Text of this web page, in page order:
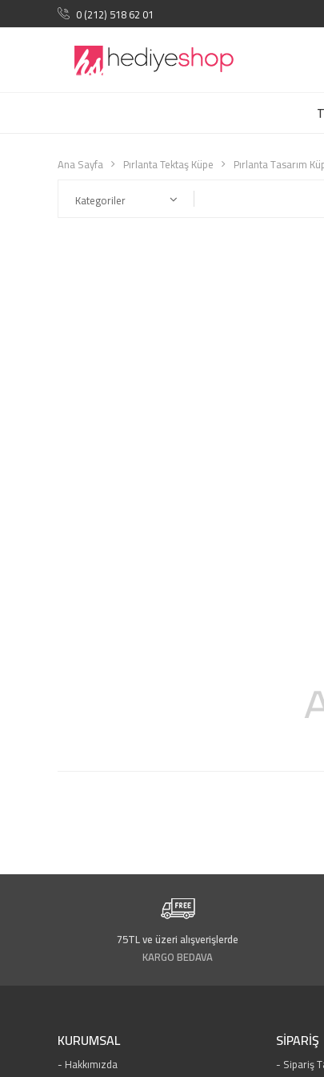
0 (212) 518 62 01
Ana Sayfa Pırlanta Tektaş Küpe Pırlanta Tasarım
Kategoriler
75TL ve üzeri alışverişlerde
KARGO BEDAVA
KURUMSAL
Hakkımızda
SİPARİŞ
Sipariş